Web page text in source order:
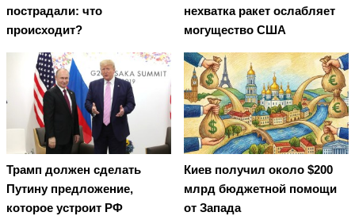
пострадали: что
происходит?
нехватка ракет ослабляет
могущество США
Трамп должен сделать
Путину предложение,
которое устроит РФ
Киев получил около $200
млрд бюджетной помощи
от Запада